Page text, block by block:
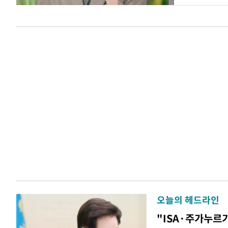
오늘의 헤드라인
"ISA·주가누르